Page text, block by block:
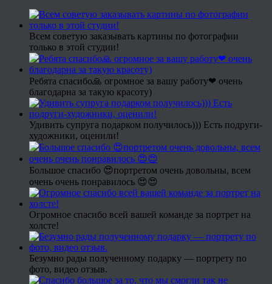
Всем советую заказывать картины по фотографии
только в этой студии!
Ребята спасибо🙏 огромное за вашу работу❤ очень
благодарна за такую красоту)
Удивить супруга подарком получилось))) Есть подруги-
художники, оценили!
Большое спасибо 😍портретом очень довольны, всем
очень очень понравилось 😍😍
Огромное спасибо всей вашей команде за портрет на
холсте!
Безумно рады полученному подарку — портрету по
фото, видео отзыв.